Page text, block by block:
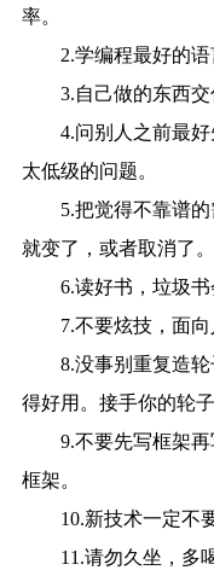
率。
2.学编程最好的语
3.自己做的东西交
4.问别人之前最
太低级的问题。
5.把觉得不靠谱
就变了，或者取消了。
6.读好书，垃圾书
7.不要炫技，面向
8.没事别重复造
得好用。接手你的轮
9.不要先写框架
框架。
10.新技术一定不
11.请勿久坐，多